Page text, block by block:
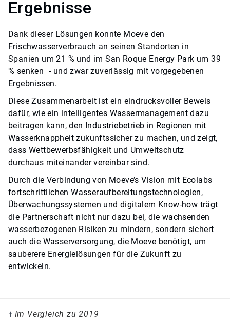
Ergebnisse
Dank dieser Lösungen konnte Moeve den
Frischwasserverbrauch an seinen Standorten in
Spanien um 21 % und im San Roque Energy Park um 39
% senken† - und zwar zuverlässig mit vorgegebenen
Ergebnissen.
Diese Zusammenarbeit ist ein eindrucksvoller Beweis
dafür, wie ein intelligentes Wassermanagement dazu
beitragen kann, den Industriebetrieb in Regionen mit
Wasserknappheit zukunftssicher zu machen, und zeigt,
dass Wettbewerbsfähigkeit und Umweltschutz
durchaus miteinander vereinbar sind.
Durch die Verbindung von Moeve’s Vision mit Ecolabs
fortschrittlichen Wasseraufbereitungstechnologien,
Überwachungssystemen und digitalem Know-how trägt
die Partnerschaft nicht nur dazu bei, die wachsenden
wasserbezogenen Risiken zu mindern, sondern sichert
auch die Wasserversorgung, die Moeve benötigt, um
sauberere Energielösungen für die Zukunft zu
entwickeln.
† Im Vergleich zu 2019